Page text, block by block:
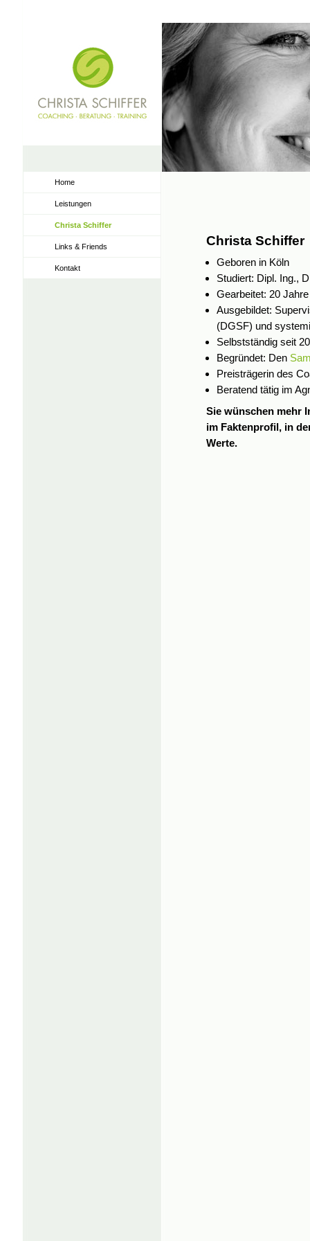
Home
Leistungen
Christa Schiffer
Links & Friends
Kontakt
Christa Schiffer
Geboren in Köln
Studiert: Dipl. Ing.,
Gearbeitet: 20
Ausgebildet:
(DGSF) und
Selbstständig seit
Begründet: Den
Preisträgerin des
Beratend tätig im
Sie wünschen mehr
im Faktenprofil, in
Werte.